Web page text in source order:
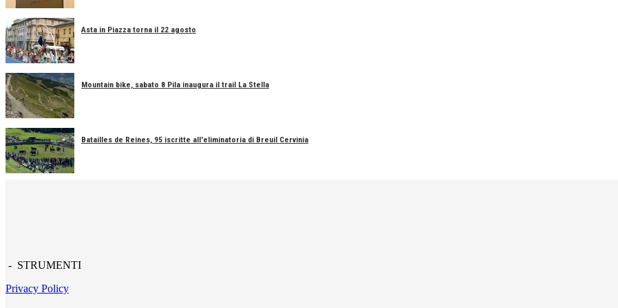
Asta in Piazza torna il 22 agosto
Mountain bike, sabato 8 Pila inaugura il trail La Stella
Batailles de Reines, 95 iscritte all'eliminatoria di Breuil Cervinia
- STRUMENTI
Privacy Policy